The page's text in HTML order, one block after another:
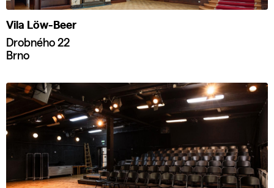
Vila Löw-Beer
Drobného 22
Brno